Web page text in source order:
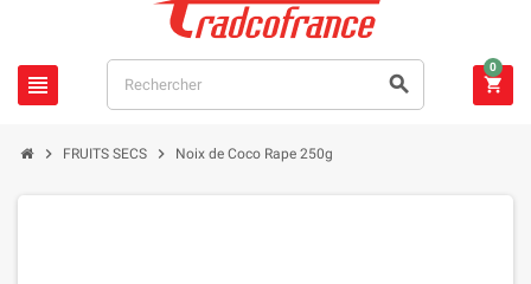
  
0
 FRUITS SECS  Noix de Coco Rape 250g